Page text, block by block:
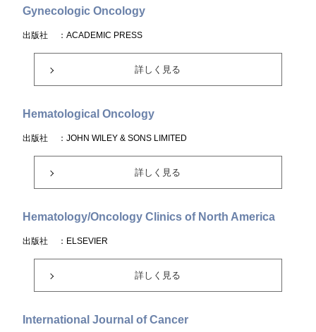
Gynecologic Oncology
出版社 ：ACADEMIC PRESS
詳しく見る
Hematological Oncology
出版社 ：JOHN WILEY & SONS LIMITED
詳しく見る
Hematology/Oncology Clinics of North America
出版社 ：ELSEVIER
詳しく見る
International Journal of Cancer